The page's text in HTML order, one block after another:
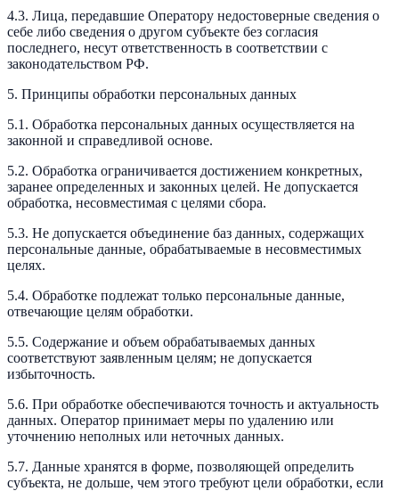
4.3. Лица, передавшие Оператору недостоверные сведения о
себе либо сведения о другом субъекте без согласия
последнего, несут ответственность в соответствии с
законодательством РФ.
5. Принципы обработки персональных данных
5.1. Обработка персональных данных осуществляется на
законной и справедливой основе.
5.2. Обработка ограничивается достижением конкретных,
заранее определенных и законных целей. Не допускается
обработка, несовместимая с целями сбора.
5.3. Не допускается объединение баз данных, содержащих
персональные данные, обрабатываемые в несовместимых
целях.
5.4. Обработке подлежат только персональные данные,
отвечающие целям обработки.
5.5. Содержание и объем обрабатываемых данных
соответствуют заявленным целям; не допускается
избыточность.
5.6. При обработке обеспечиваются точность и актуальность
данных. Оператор принимает меры по удалению или
уточнению неполных или неточных данных.
5.7. Данные хранятся в форме, позволяющей определить
субъекта, не дольше, чем этого требуют цели обработки, если